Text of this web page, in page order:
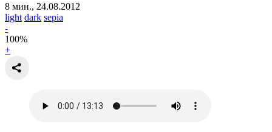
8 мин., 24.08.2012
light dark sepia
-
100%
+